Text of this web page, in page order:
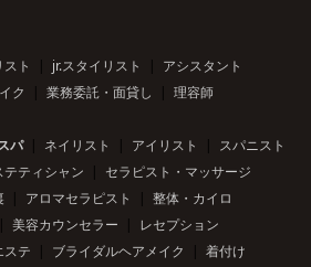
ト jr.スタイリスト
アシスタント
ク 業務委託・面貸し
理容師
パ
ネイリスト アイリスト
スパニスト
テティシャン
セラピスト・マッサージ
アロマセラピスト
整体・カイロ
美容カウンセラー
レセプション
ステ ブライダルヘアメイク
着付け